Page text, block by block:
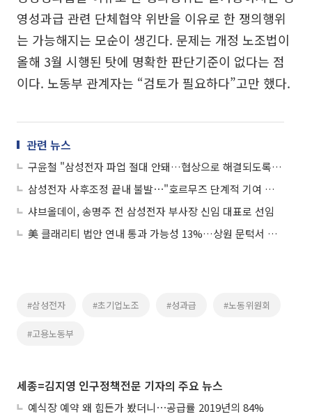
영성과급 관련 단체협약 위반을 이유로 한 쟁의행위
는 가능해지는 모순이 생긴다. 문제는 개정 노조법이
올해 3월 시행된 탓에 명확한 판단기준이 없다는 점
이다. 노동부 관계자는 “검토가 필요하다”고만 했다.
관련 뉴스
구윤철 "삼성전자 파업 절대 안돼…협상으로 해결되도록 지원"
삼성전자 사후조정 끝내 불발⋯"호르무즈 단계적 기여 검토" 外
샤브올데이, 송명주 전 삼성전자 부사장 신임 대표로 선임
美 클래리티 법안 연내 통과 가능성 13%…상원 문턱서 제동
#삼성전자 #초기업노조 #성과급 #노동위원회
#고용노동부
세종=김지영 인구정책전문 기자의 주요 뉴스
예식장 예약 왜 힘든가 봤더니⋯공급률 2019년의 84%